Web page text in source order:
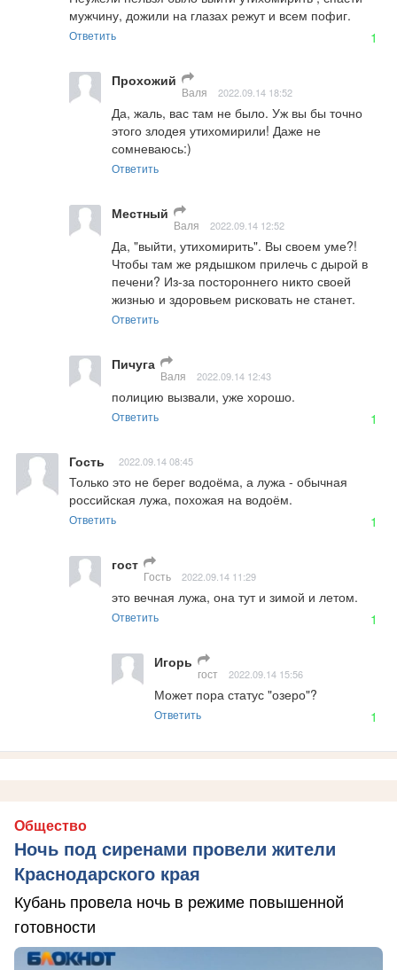
мужчину, дожили на глазах режут и всем пофиг.
Ответить 1
Прохожий
Валя 2022.09.14 18:52
Да, жаль, вас там не было. Уж вы бы точно
этого злодея утихомирили! Даже не
сомневаюсь:)
Ответить
Местный
Валя 2022.09.14 12:52
Да, "выйти, утихомирить". Вы своем уме?!
Чтобы там же рядышком прилечь с дырой в
печени? Из-за постороннего никто своей
жизнью и здоровьем рисковать не станет.
Ответить
Пичуга
Валя 2022.09.14 12:43
полицию вызвали, уже хорошо.
Ответить 1
Гость 2022.09.14 08:45
Только это не берег водоёма, а лужа - обычная
российская лужа, похожая на водоём.
Ответить 1
гост
Гость 2022.09.14 11:29
это вечная лужа, она тут и зимой и летом.
Ответить 1
Игорь
гост 2022.09.14 15:56
Может пора статус "озеро"?
Ответить 1
Общество
Ночь под сиренами провели жители
Краснодарского края
Кубань провела ночь в режиме повышенной
готовности